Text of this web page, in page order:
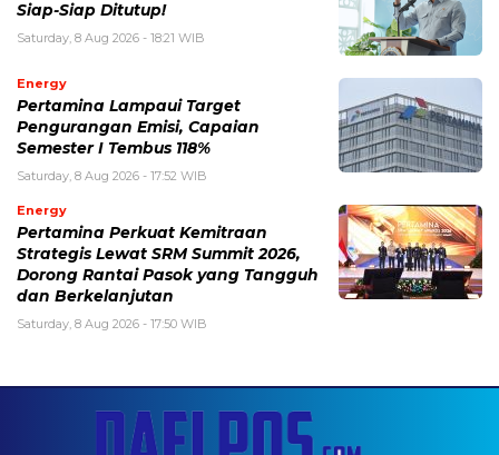
Siap-Siap Ditutup!
Saturday, 8 Aug 2026 - 18:21 WIB
Energy
Pertamina Lampaui Target
Pengurangan Emisi, Capaian
Semester I Tembus 118%
Saturday, 8 Aug 2026 - 17:52 WIB
Energy
Pertamina Perkuat Kemitraan
Strategis Lewat SRM Summit 2026,
Dorong Rantai Pasok yang Tangguh
dan Berkelanjutan
Saturday, 8 Aug 2026 - 17:50 WIB